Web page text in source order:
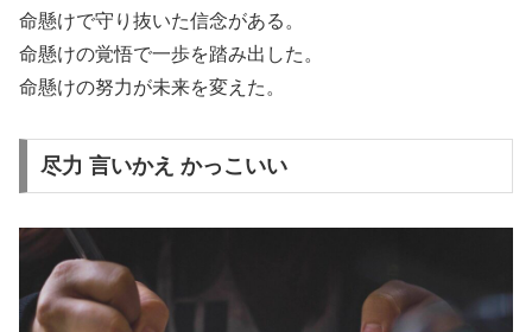
命懸けで守り抜いた信念がある。
命懸けの覚悟で一歩を踏み出した。
命懸けの努力が未来を変えた。
尽力 言いかえ かっこいい